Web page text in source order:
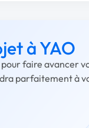
à YAO
faire avancer
parfaitement à